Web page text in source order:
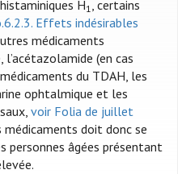
H1, certains
Effets indésirables
médicaments
(en cas
du TDAH, les
ophtalmique et les
voir Folia de juillet
médicaments doit donc se
personnes âgées présentant